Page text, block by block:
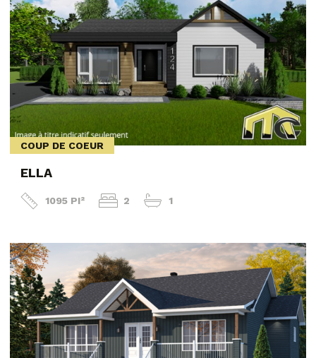
COUP DE COEUR
ELLA
1095 PI² 2 1